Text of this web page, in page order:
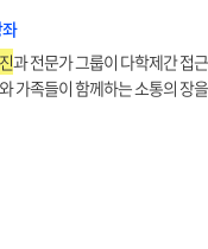
과 전문가 그룹이 다학제간 접
가족들이 함께하는 소통의 장
합니다. 이번 교육은 영양사와
한 정보제공 및 실질적이고 생생
. 외래 및 입원 환자와 가족분들